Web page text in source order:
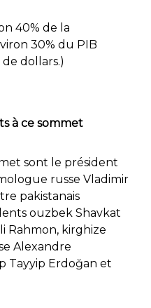
40% de la
30% du PIB
dollars.)
à ce sommet
sont le président
russe Vladimir
pakistanais
ouzbek Shavkat
Rahmon, kirghize
Alexandre
Tayyip Erdoğan et